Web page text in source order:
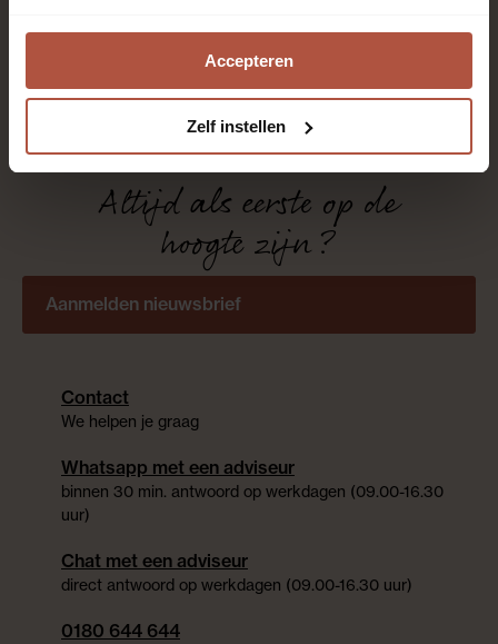
Accepteren
Zelf instellen
raambekleding met het beste advies en de beste
service. Kom langs in één van de 28 winkels. Onze
enthousiaste adviseurs staan voor je klaar!
Altijd als eerste op de
hoogte zijn?
Aanmelden nieuwsbrief
Contact
We helpen je graag
Whatsapp met een adviseur
binnen 30 min. antwoord op werkdagen (09.00-16.30
uur)
Chat met een adviseur
direct antwoord op werkdagen (09.00-16.30 uur)
0180 644 644